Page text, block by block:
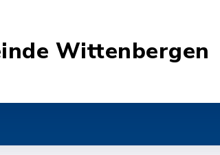
Wittenbergen